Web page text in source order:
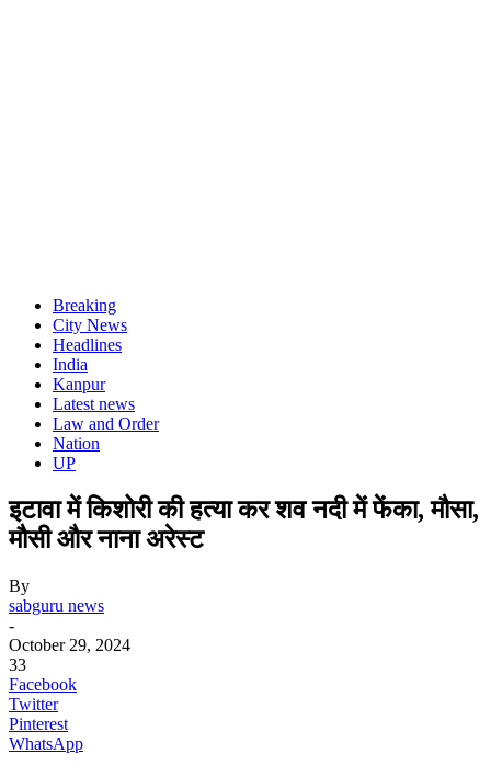
Breaking
City News
Headlines
India
Kanpur
Latest news
Law and Order
Nation
UP
इटावा में किशोरी की हत्या कर शव नदी में फेंका, मौसा,
मौसी और नाना अरेस्ट
By
sabguru news
-
October 29, 2024
33
Facebook
Twitter
Pinterest
WhatsApp